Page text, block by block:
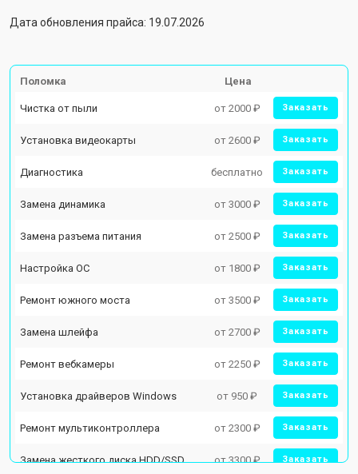
Дата обновления прайса: 19.07.2026
Поломка Цена
Чистка от пыли от 2000 ₽ Заказать
Установка видеокарты от 2600 ₽ Заказать
Диагностика бесплатно Заказать
Замена динамика от 3000 ₽ Заказать
Замена разъема питания от 2500 ₽ Заказать
Настройка ОС от 1800 ₽ Заказать
Ремонт южного моста от 3500 ₽ Заказать
Замена шлейфа от 2700 ₽ Заказать
Ремонт вебкамеры от 2250 ₽ Заказать
Установка драйверов Windows от 950 ₽ Заказать
Ремонт мультиконтроллера от 2300 ₽ Заказать
Замена жесткого диска HDD/SSD от 3300 ₽ Заказать